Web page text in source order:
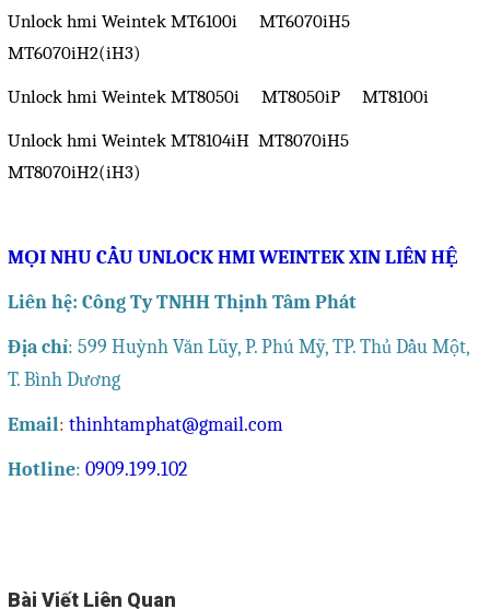
Unlock hmi Weintek MT6100i MT6070iH5
MT6070iH2(iH3)
Unlock hmi Weintek MT8050i MT8050iP MT8100i
Unlock hmi Weintek MT8104iH MT8070iH5
MT8070iH2(iH3)
MỌI NHU CẦU UNLOCK HMI WEINTEK XIN LIÊN HỆ
Liên hệ: Công Ty TNHH Thịnh Tâm Phát
Địa chỉ: 599 Huỳnh Văn Lũy, P. Phú Mỹ, TP. Thủ Dầu Một,
T. Bình Dương
Email: thinhtamphat@gmail.com
Hotline: 0909.199.102
Bài Viết Liên Quan
sát
Thiết bị cảnh báo
Thiết bị đo lường - Cảm biến
Bộ điều khiển nhiệt độ
Bộ đếm - Bộ hẹn giờ
Phụ kiện lắp tủ điện
Giới thiệu
Dịch vụ
Thiết kế phần mềm giám sát
và quản lý